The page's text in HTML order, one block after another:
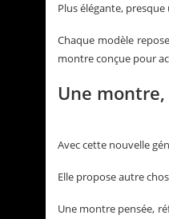
Plus élégante,
Chaque modèle
montre conçue pour
Une
Avec cette nouvelle
Elle propose autre
Une montre pensée,